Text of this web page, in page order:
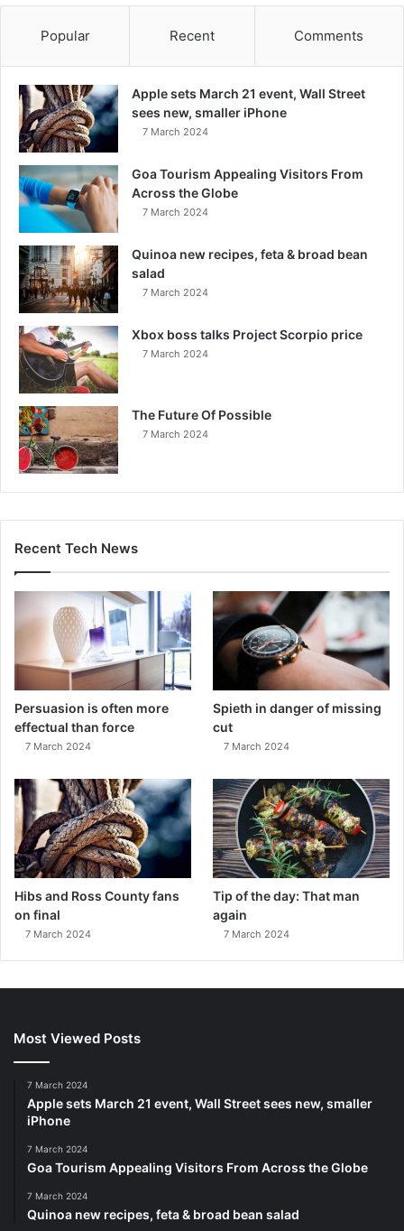
Popular Recent Comments
Apple sets March 21 event, Wall Street
sees new, smaller iPhone
7 March 2024
Goa Tourism Appealing Visitors From
Across the Globe
7 March 2024
Quinoa new recipes, feta & broad bean
salad
7 March 2024
Xbox boss talks Project Scorpio price
7 March 2024
The Future Of Possible
7 March 2024
Recent Tech News
Persuasion is often more
effectual than force
7 March 2024
Spieth in danger of missing
cut
7 March 2024
Hibs and Ross County fans
on final
7 March 2024
Tip of the day: That man
again
7 March 2024
Most Viewed Posts
7 March 2024
Apple sets March 21 event, Wall Street sees new, smaller
iPhone
7 March 2024
Goa Tourism Appealing Visitors From Across the Globe
7 March 2024
Quinoa new recipes, feta & broad bean salad